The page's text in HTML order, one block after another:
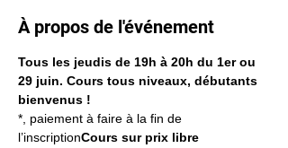
À propos de l'événement
Tous les jeudis de 19h à 20h du 1er ou
29 juin. Cours tous niveaux, débutants
bienvenus !
*, paiement à faire à la fin de
l’inscriptionCours sur prix libre